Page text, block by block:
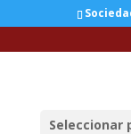
Seleccionar